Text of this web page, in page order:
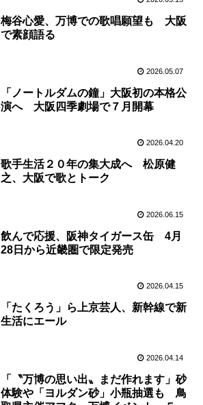
梅谷心愛、万博での歌唱願望も 大阪
で素顔語る
2026.05.07
「ノートルダムの鐘」大阪初の本格公
演へ 大阪四季劇場で７月開幕
2026.04.20
歌手生活２０年の集大成へ 松原健
之、大阪で歌とトーク
2026.06.15
飲んで応援、阪神タイガース缶 4月
28日から近畿圏で限定発売
2026.04.15
「たくろう」ら上京芸人、新幹線で新
生活にエール
2026.04.14
「〝万博の思い出〟まだ作れます」砂
体験や「ヨルダン砂」小瓶抽選も 鳥